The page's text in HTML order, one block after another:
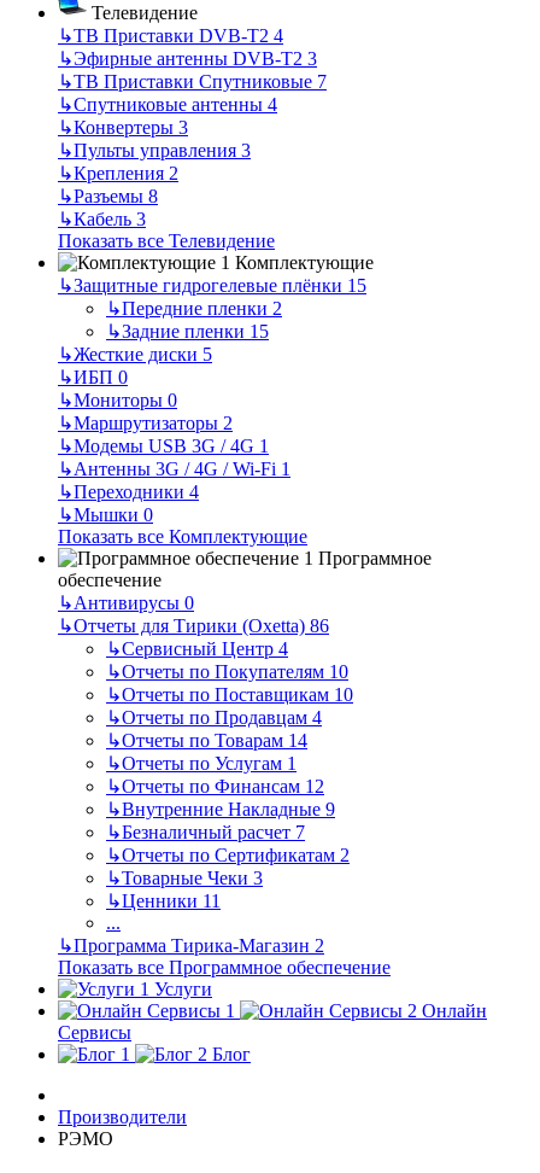
Телевидение
↳ТВ Приставки DVB-T2 4
↳Эфирные антенны DVB-T2 3
↳ТВ Приставки Спутниковые 7
↳Спутниковые антенны 4
↳Конвертеры 3
↳Пульты управления 3
↳Крепления 2
↳Разъемы 8
↳Кабель 3
Показать все Телевидение
Комплектующие
↳Защитные гидрогелевые плёнки 15
↳Передние пленки 2
↳Задние пленки 15
↳Жесткие диски 5
↳ИБП 0
↳Мониторы 0
↳Маршрутизаторы 2
↳Модемы USB 3G / 4G 1
↳Антенны 3G / 4G / Wi-Fi 1
↳Переходники 4
↳Мышки 0
Показать все Комплектующие
Программное
обеспечение
↳Антивирусы 0
↳Отчеты для Тирики (Oxetta) 86
↳Сервисный Центр 4
↳Отчеты по Покупателям 10
↳Отчеты по Поставщикам 10
↳Отчеты по Продавцам 4
↳Отчеты по Товарам 14
↳Отчеты по Услугам 1
↳Отчеты по Финансам 12
↳Внутренние Накладные 9
↳Безналичный расчет 7
↳Отчеты по Сертификатам 2
↳Товарные Чеки 3
↳Ценники 11
...
↳Программа Тирика-Магазин 2
Показать все Программное обеспечение
Услуги
Онлайн
Сервисы
Блог
Производители
РЭМО